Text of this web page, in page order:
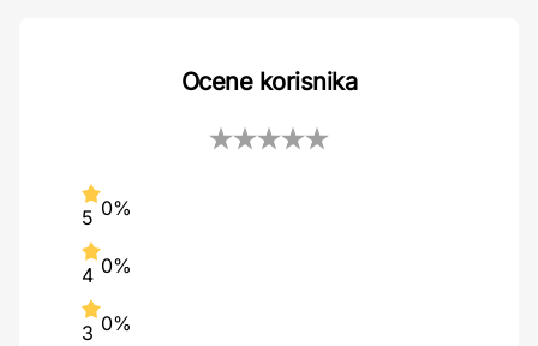
Ocene korisnika
5 0%
4 0%
3 0%